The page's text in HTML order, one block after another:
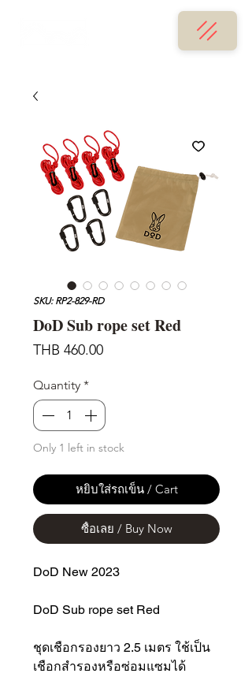
SKU: RP2-829-RD
DoD Sub rope set Red
THB 460.00Price
Quantity *
Only 1 left in stock
หยิบใส่รถเข็น / Cart
ซื้อเลย / Buy Now
DoD New 2023
DoD Sub rope set Red
ชุดเชือกรองยาว 2.5 เมตร ใช้เป็น
เชือกสำรองหรือซ่อมแซมได้